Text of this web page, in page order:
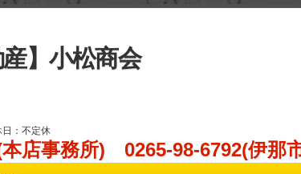
】小松商会
：不定休
本店事務所) 0265-98-6792(伊那